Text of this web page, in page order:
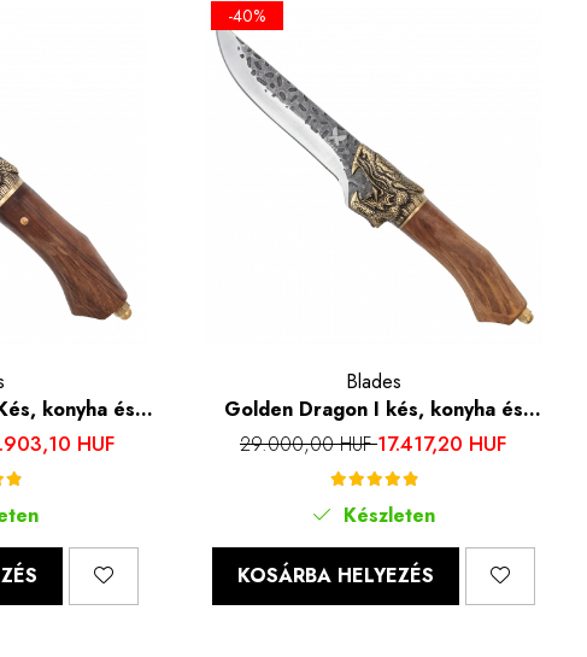
konyha és
7Cr17
26 cm
HUF
-40%
Blades
Golden Dragon I kés, konyha és
kemping, kalapált hammerhead, 7Cr17
acél, rózsafa nyél, 29,5 cm
29.000,00 HUF17.417,20 HUF
Készleten
KOSÁRBA HELYEZÉS